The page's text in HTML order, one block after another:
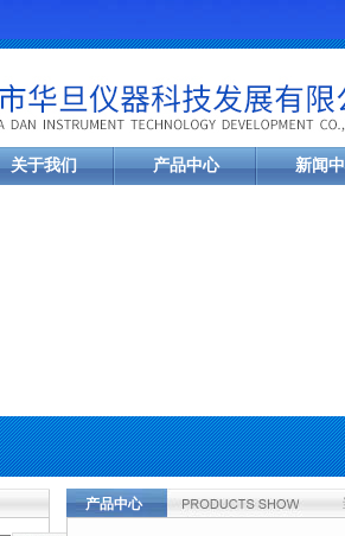
关于我们 产品中心 新闻
产品中心